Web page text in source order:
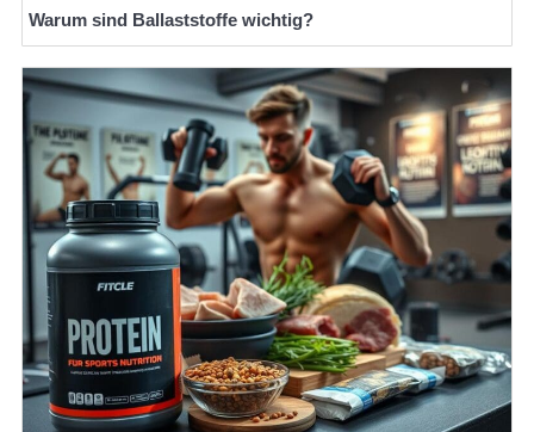
Warum sind Ballaststoffe wichtig?